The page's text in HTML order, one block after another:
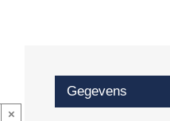
×
Gegevens